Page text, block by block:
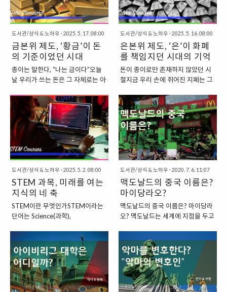
치로 인해 유럽 전역에서 널리 쓰였
지.영어권으로 들어오며 발음이 ‘탈
러’에서 ‘달러’로 바뀌었고,이후 미
국 건국 시기, 새로운 나라의 화폐
이름으로 채택되었어.그렇다 보니,
달러는 사실상“우리도 세계적인 신
뢰를 가진 통화를 만들자”라는 바람
에서 시작된 이름이었던 셈이야. 1
는 1달러 = 100센트(Cent)로아주
단순한 10진법 구조야.1센트:
Penny (1¢)5센트: Nickel (5¢)10
센트: Dime (10¢)25..
있는 화폐’라는 의미를 담고 있어.화
폐 기호는 우리에게도 익숙한£ (파
운드 기호)인데,이건 라틴어 libra에
서 유래했어.Libra는 원래 저울 혹
은 무게 단위(약 327g)를 의미했고,
고대 로마에서 은의 무게를 기준으
로 삼던 명칭이었지.즉, 파운드란 원
래 ‘무게’의 개념에서 출발한 단위였
관계영국의 통화 체계는크게 파운
드(£)와 펜스(p),이 두 단위로 구성
돼 있어.1파운드는 100펜스
(pence)야.쉽게 말하면, 우리가 아
는 원과 원의 100분의..
도서관/상식 & 노하우 · 2025. 5. 17. 08:00
금본위 제도, ‘황금’이 돈
의 기준이었던 시대
종이는 말한다, “나는 금이다”오늘
날 우리가 쓰는 돈은 그 자체로는 아
그 종이를 사람들은 기꺼이 받아들
이지.왜냐하면 정부가 그 가치에 대
해 약속하고,그 약속이 믿을 만하다
고 생각하기 때문이야.그런데 옛날
엔 이 약속이 금이라는 실물 자산 위
에 세워졌어.이게 바로 금본위 제도
(Gold Standard)야.이 제도에서는
통화의 가치를 정부가 보유한 금의
양에 고정시켜.즉, 1달러, 1파운드,
1프랑은 언제든 일정량의 금과 교
환이 가능하다는 전제 아래에서 발
행된 거야.쉽게 말하면, “이 지폐는
금 1그램과 같습니다”라는 명시적
약속이지. 왜 하필 금이었을까?고대
부터 금은 반짝이는 희소성, 부식되
지 않는 특성, 그리고 물리적 안정성
때문에가장 신뢰받는 귀금속으로
자리 잡았어.구하..
도서관/상식 & 노하우 · 2025. 5. 16. 08:00
은본위 제도, ‘은’이 화폐
를 책임지던 시대의 기억
돈이 종이로만 존재하지 않았던 시
절지금 우리 손에 쥐어진 지폐는 그
늘 ‘가치의 약속’이 숨겨져 있어.그
런데 이 약속이 항상 같은 방식으로
이뤄졌던 건 아니야.어떤 시절엔 금
이 그 역할을 했고,또 어떤 시절엔
바로 ‘은(Silver)’이 그 중심에 있었
지.은본위 제도(Silver Standard)는
간단히 말하면,나라가 발행하는 통
화의 가치를 은에 고정시키고,지폐
나 동전은 일정량의 은과 교환 가능
하다는 약속 아래 통용되는 화폐제
도야.즉, 1단위의 돈은 일정 무게의
은을 대표했고,그 은은 실제로 정부
나 은행이 보유하고 있는 실물 자산
이었지. 금이 아닌 은, 왜?고대부터
은은 금과 함께 가장 널리 사용된 귀
금속이자 교환 수단이었어.하지만
금은 항상 귀하고 희귀했기 때문
에,..
도서관/상식 & 노하우 · 2025. 5. 2. 08:00
STEM 과목, 미래를 여는
지식의 네 축
STEM이란 무엇인가STEM이라는
단어는 Science(과학),
Mathematics(수학)의 앞 글자를
따서 만들어진 용어다. 이 네 가지
분야는 현대 사회의 근간을 이루는
학문으로, 단순한 교과목을 넘어 세
계를 이해하고 문제를 해결하는 힘
도서관/상식 & 노하우 · 2020. 7. 6. 11:07
맥도날드의 중국 이름은?
마이당라오?
맥도날드의 중국 이름은? 마이당라
오? 맥도날드는 세계에 지점을 두고
고 불리고 있는데, 영어권 국가가 아
닌 다른 국가에서는 다른 이름으로
불리기도 합니다. 우리나라에서는
원래 이름과 비슷하게 “맥도날드”라
고 사용하고 있지만, 일본에서는 이